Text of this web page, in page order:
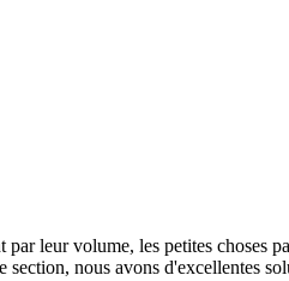
leur volume, les petites choses
nous avons d'excellentes